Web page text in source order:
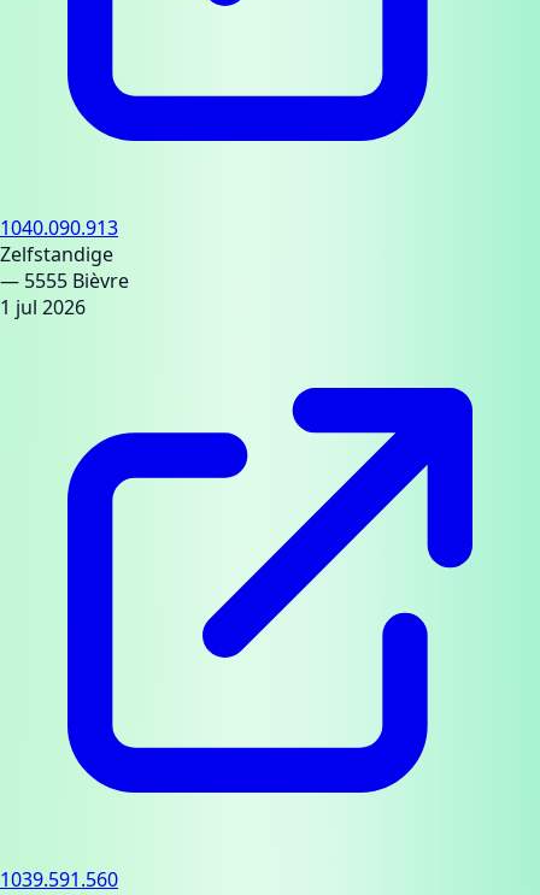
1040.090.913
Zelfstandige
— 5555 Bièvre
1 jul 2026
1039.591.560